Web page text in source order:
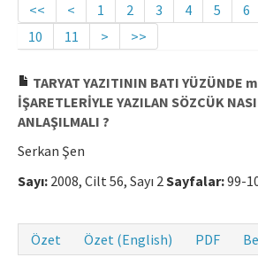
Amaç ve Kapsam
Yazarlar İçin
Etik İlkeler
İletişim
ISSN: 0564-5050 · e-ISSN: 2651-5113
<< < 1 2 3 4 5 6
10
11 > >>
TARYAT YAZITININ BATI YÜZÜNDE
İŞARETLERİYLE YAZILAN SÖZCÜK
ANLAŞILMALI ?
Serkan Şen
Sayı: 2008, Cilt 56, Sayı 2Sayfalar:99-
Özet
Özet (English) PDF